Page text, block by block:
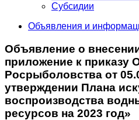
Субсидии
Объявления и
Объявление о
приложение к приказу
Росрыболовства от
утверждении Плана
воспроизводства
ресурсов на 2023 год»